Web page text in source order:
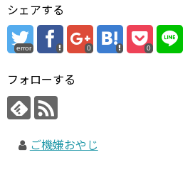
シェアする
error 0 0
フォローする
ご機嫌おやじ